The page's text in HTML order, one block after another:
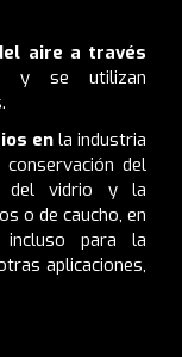
aire a través
y se utilizan
enla industria
del
del vidrio y la
o de caucho, en
incluso para la
aplicaciones,